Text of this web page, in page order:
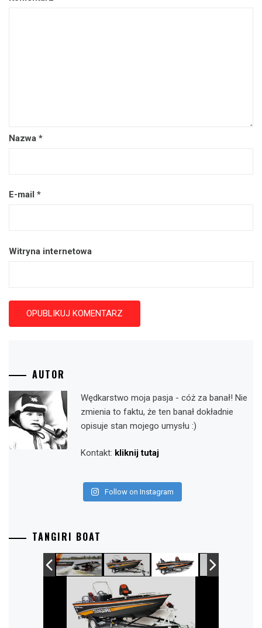
Nazwa *
E-mail *
Witryna internetowa
AUTOR
Wędkarstwo moja pasja - cóż za banał! Nie
zmienia to faktu, że ten banał dokładnie
opisuje stan mojego umysłu :)
Kontakt: kliknij tutaj
Follow on Instagram
TANGIRI BOAT